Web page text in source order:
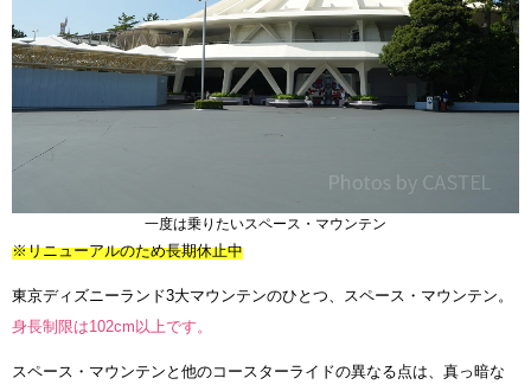
一度は乗りたいスペース・マウンテン
※リニューアルのため長期休止中
東京ディズニーランド3大マウンテンのひとつ、スペース・マウンテン。
身長制限は102cm以上です。
スペース・マウンテンと他のコースターライドの異なる点は、真っ暗な